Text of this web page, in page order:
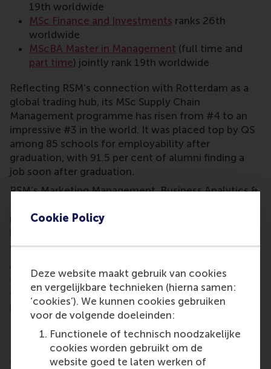
Cookie Policy
Deze website maakt gebruik van cookies
en vergelijkbare technieken (hierna samen:
‘cookies’). We kunnen cookies gebruiken
voor de volgende doeleinden:
Functionele of technisch noodzakelijke
cookies worden gebruikt om de
website goed te laten werken of
19th worldwide
MSc Finance and Investments ranks 26th
worldwide
MScBA Master in Management (full time and
part time) jointly rank 19th worldwide
Reflecting RSM’s connection with Rotterdam as a
global trading hub, its MSc Supply Chain
Management programme has risen from #4 to an
impressive #3 in the world. It was placed top by QS
among 85 schools for employability after
graduation, with 91.5 per cent of alumni finding a
job soon after graduation.
RSM’s Marketing Management, Business Analytics &
programmes have been consistently ranked highly
by QS, and this year all achieved places in the top 20
globally.
All programmes were recognised for their high
employability and thought leadership, which
considers the academic reputation of the
programme and its faculty.
foundon this website.
More information